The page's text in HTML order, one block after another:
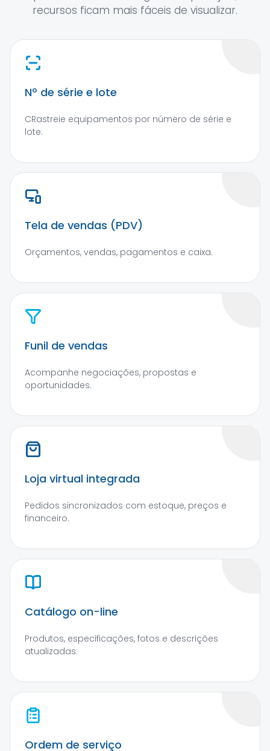
recursos ficam mais fáceis de visualizar.
Nº de série e lote
CRastreie equipamentos por número de série e
lote.
Tela de vendas (PDV)
Orçamentos, vendas, pagamentos e caixa.
Funil de vendas
Acompanhe negociações, propostas e
oportunidades.
Loja virtual integrada
Pedidos sincronizados com estoque, preços e
financeiro.
Catálogo on-line
Produtos, especificações, fotos e descrições
atualizadas.
Ordem de serviço